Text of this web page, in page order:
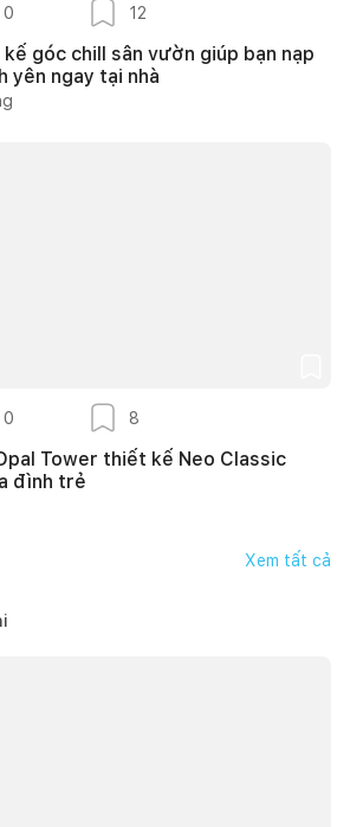
0 12
góc chill sân vườn giúp bạn nạp
yên ngay tại nhà
0 8
Tower thiết kế Neo Classic
đình trẻ
Xem tất cả